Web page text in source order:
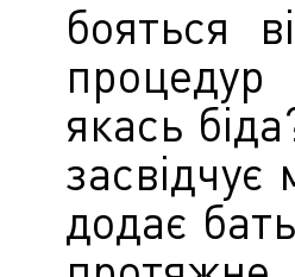
бояться
процедур
якась
засвідчує
додає